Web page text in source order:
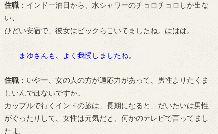
住職：インド一泊目から、水シャワーのチョロチョロしか出な
い、
ひどい安宿で、彼女はビックらこいてましたね。ははは。
――まゆさんも、よく我慢しましたね。
住職：いやー、女の人の方が適応力があって、男性よりたくま
しいんではないですか。
カップルで行くインドの旅は、長期になると、だいたいは男性
がぐったりして、女性は元気だと、何かのテレビで言ってまし
たよ。